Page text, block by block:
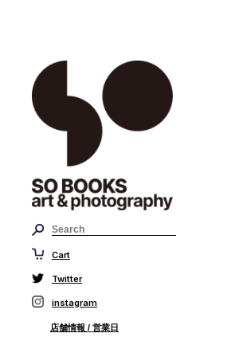
Cart
Twitter
instagram
店舗情報 / 営業日